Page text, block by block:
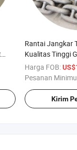
Rantai Jangkar
Kualitas Tinggi
untuk Kapal
Harga FOB:
Pesanan
Kirim